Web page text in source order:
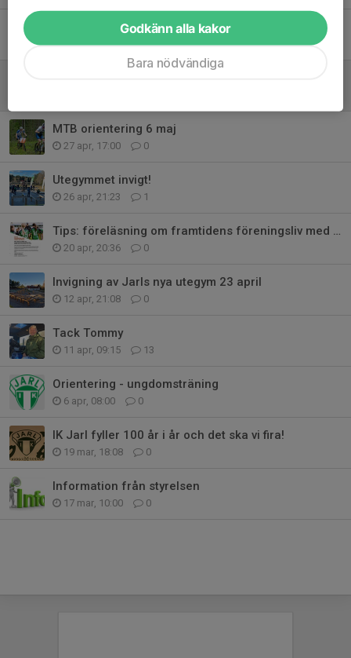
Inställd arbetsdag 9 maj
7 maj, 16:18 0
MTB orientering 6 maj
27 apr, 17:00 0
Utegymmet invigt!
26 apr, 21:23 1
Tips: föreläsning om framtidens föreningsliv med Johan von Essen
20 apr, 20:36 0
Invigning av Jarls nya utegym 23 april
12 apr, 21:08 0
Tack Tommy
11 apr, 09:15 13
Orientering - ungdomsträning
6 apr, 08:00 0
IK Jarl fyller 100 år i år och det ska vi fira!
19 mar, 18:08 0
Information från styrelsen
17 mar, 10:00 0
Godkänn alla kakor
Bara nödvändiga